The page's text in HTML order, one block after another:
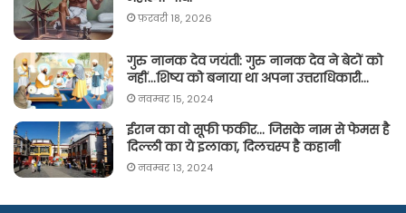
फ़रवरी 18, 2026
गुरु नानक देव जयंती: गुरु नानक देव ने बेटों को
नहीं…शिष्य को बनाया था अपना उत्तराधिकारी…
नवम्बर 15, 2024
ईरान का वो सूफी फकीर… जिसके नाम से फेमस है
दिल्ली का ये इलाका, दिलचस्प है कहानी
नवम्बर 13, 2024